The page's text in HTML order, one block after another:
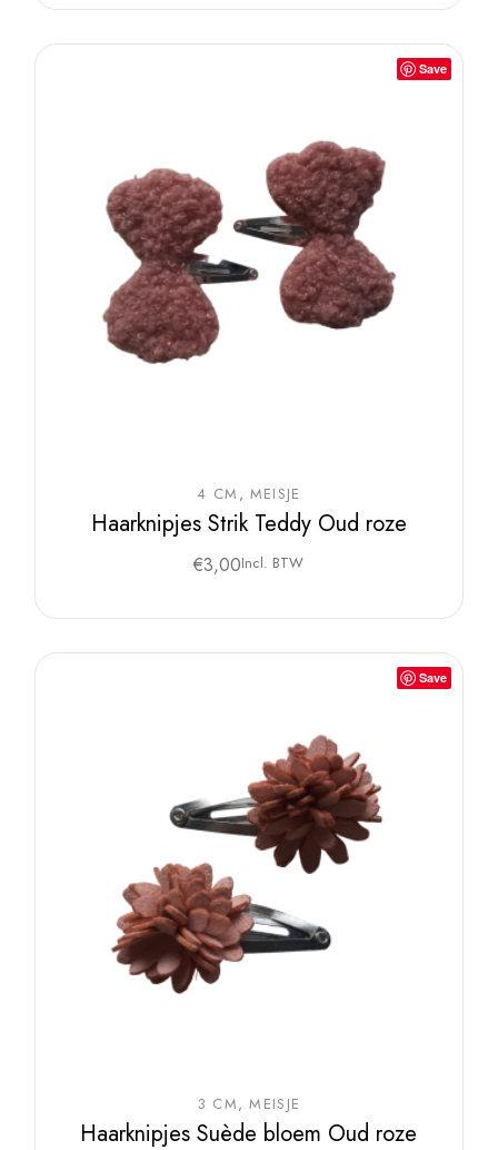
Save
4 CM MEISJE
Haarknipjes Strik Teddy Oud roze
€3,00Incl. BTW
Save
3 CM MEISJE
Haarknipjes Suède bloem Oud roze